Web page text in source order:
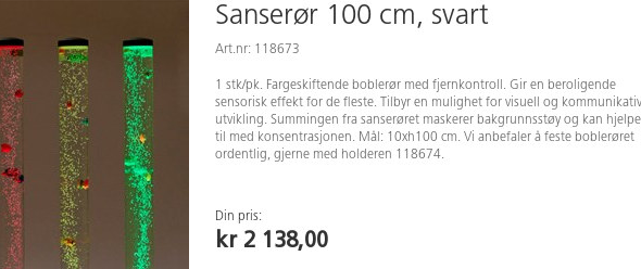
Sanserør 100 cm, svart
Art.nr: 118673
1 stk/pk. Fargeskiftende boblerør med fjernkontroll. Gir en beroligende
sensorisk effekt for de fleste. Tilbyr en mulighet for visuell og kommunikativ
utvikling. Summingen fra sanserøret maskerer bakgrunnsstøy og kan hjelpe
til med konsentrasjonen. Mål: 10xh100 cm. Vi anbefaler å feste boblerøret
ordentlig, gjerne med holderen 118674.
Din pris:
kr 2 138,00